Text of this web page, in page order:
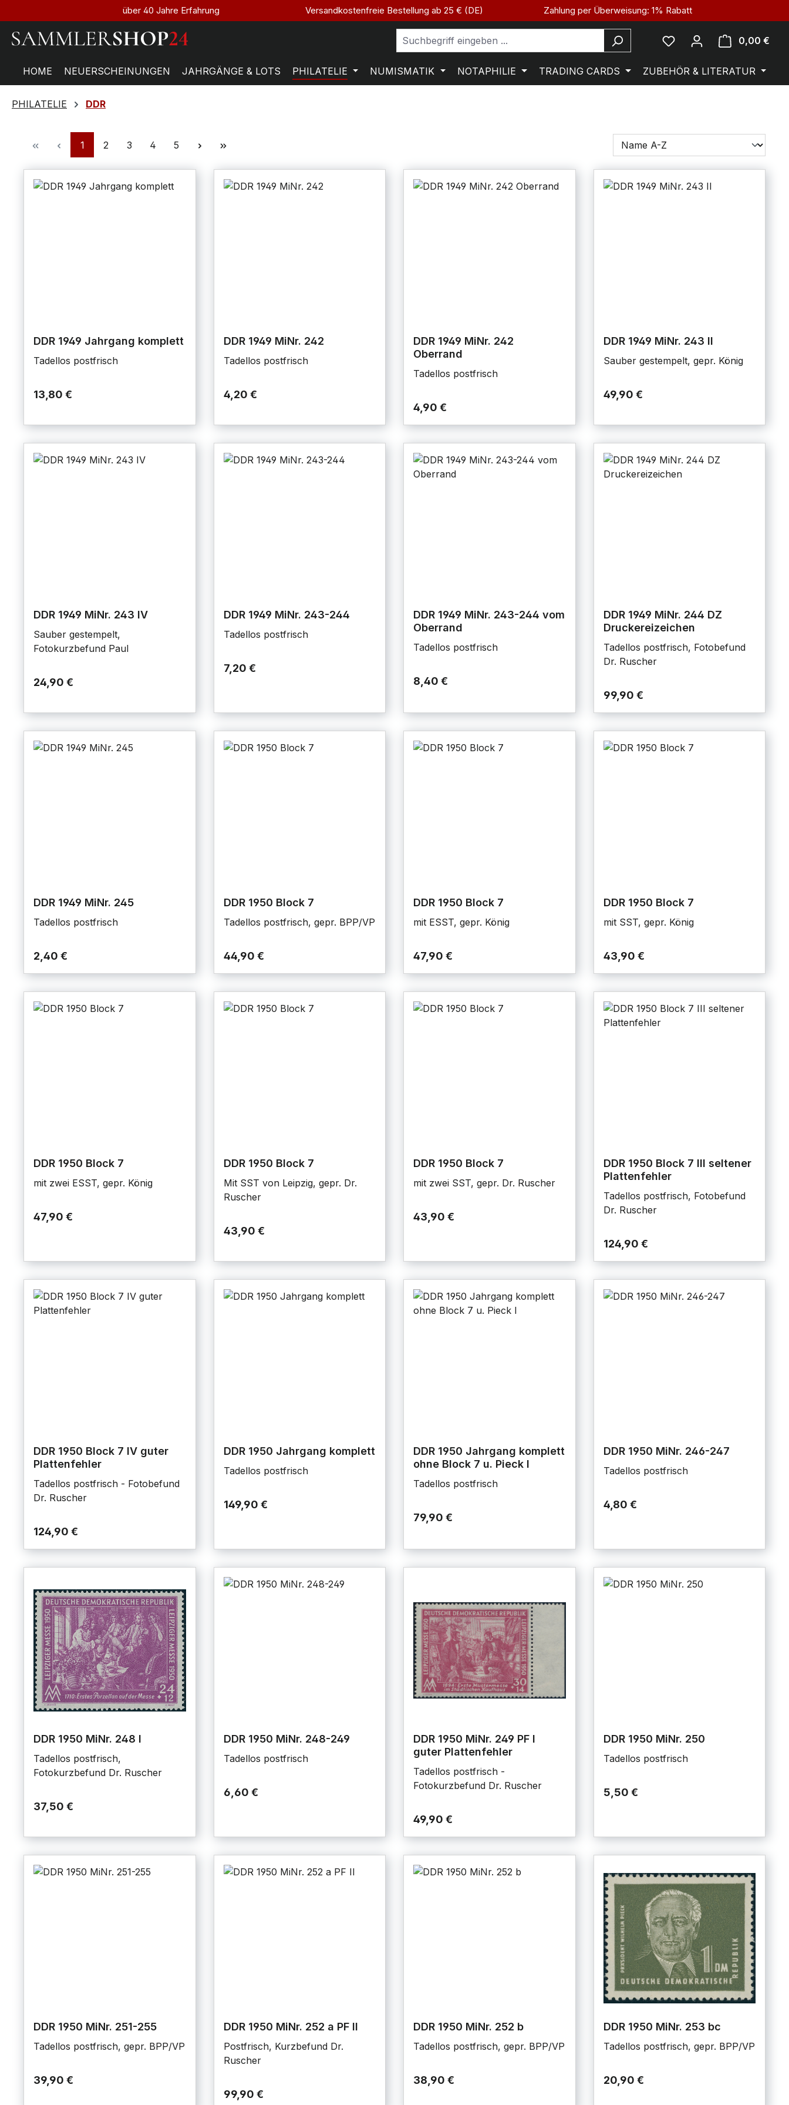
über 40 Jahre Erfahrung Versandkostenfreie Bestellung ab 25 € (DE) Zahlung per Überweisung: 1% Rabatt
0,00 €
HOME NEUERSCHEINUNGEN JAHRGÄNGE & LOTS PHILATELIE NUMISMATIK NOTAPHILIE TRADING CARDS ZUBEHÖR & LITERATUR
PHILATELIE DDR
1 2 3 4 5
DDR 1949 Jahrgang komplett
Tadellos postfrisch
13,80 €
DDR 1949 MiNr. 242
Tadellos postfrisch
4,20 €
DDR 1949 MiNr. 242
Oberrand
Tadellos postfrisch
4,90 €
DDR 1949 MiNr. 243 II
Sauber gestempelt, gepr. König
49,90 €
DDR 1949 MiNr. 243 IV
Sauber gestempelt,
Fotokurzbefund Paul
24,90 €
DDR 1949 MiNr. 243-244
Tadellos postfrisch
7,20 €
DDR 1949 MiNr. 243-244 vom
Oberrand
Tadellos postfrisch
8,40 €
DDR 1949 MiNr. 244 DZ
Druckereizeichen
Tadellos postfrisch, Fotobefund
Dr. Ruscher
99,90 €
DDR 1949 MiNr. 245
Tadellos postfrisch
2,40 €
DDR 1950 Block 7
Tadellos postfrisch, gepr. BPP/VP
44,90 €
DDR 1950 Block 7
mit ESST, gepr. König
47,90 €
DDR 1950 Block 7
mit SST, gepr. König
43,90 €
DDR 1950 Block 7
mit zwei ESST, gepr. König
47,90 €
DDR 1950 Block 7
Mit SST von Leipzig, gepr. Dr.
Ruscher
43,90 €
DDR 1950 Block 7
mit zwei SST, gepr. Dr. Ruscher
43,90 €
DDR 1950 Block 7 III seltener
Plattenfehler
Tadellos postfrisch, Fotobefund
Dr. Ruscher
124,90 €
DDR 1950 Block 7 IV guter
Plattenfehler
Tadellos postfrisch - Fotobefund
Dr. Ruscher
124,90 €
DDR 1950 Jahrgang komplett
Tadellos postfrisch
149,90 €
DDR 1950 Jahrgang komplett
ohne Block 7 u. Pieck l
Tadellos postfrisch
79,90 €
DDR 1950 MiNr. 246-247
Tadellos postfrisch
4,80 €
DDR 1950 MiNr. 248 I
Tadellos postfrisch,
Fotokurzbefund Dr. Ruscher
37,50 €
DDR 1950 MiNr. 248-249
Tadellos postfrisch
6,60 €
DDR 1950 MiNr. 249 PF I
guter Plattenfehler
Tadellos postfrisch -
Fotokurzbefund Dr. Ruscher
49,90 €
DDR 1950 MiNr. 250
Tadellos postfrisch
5,50 €
DDR 1950 MiNr. 251-255
Tadellos postfrisch, gepr. BPP/VP
39,90 €
DDR 1950 MiNr. 252 a PF II
Postfrisch, Kurzbefund Dr.
Ruscher
99,90 €
DDR 1950 MiNr. 252 b
Tadellos postfrisch, gepr. BPP/VP
38,90 €
DDR 1950 MiNr. 253 bc
Tadellos postfrisch, gepr. BPP/VP
20,90 €